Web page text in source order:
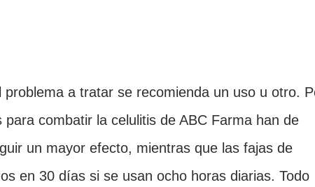
problema a tratar se recomienda un uso u otro.
combatir la celulitis de ABC Farma han de
un mayor efecto, mientras que las fajas de
en 30 días si se usan ocho horas diarias. Todo